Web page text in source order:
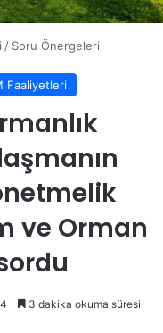
/ Soru Önergeleri
Faaliyetleri
ve Orman
3 dakika okuma süresi